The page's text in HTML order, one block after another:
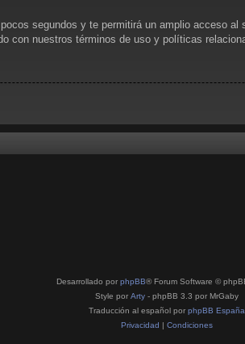
segundos y te permitirá un amplio acceso
con nuestros términos de uso y políticas
Desarrollado por phpBB® Forum Software ©
Style por Arty - phpBB 3.3 por MrGaby
Traducción al español por phpBB España
Privacidad | Condiciones